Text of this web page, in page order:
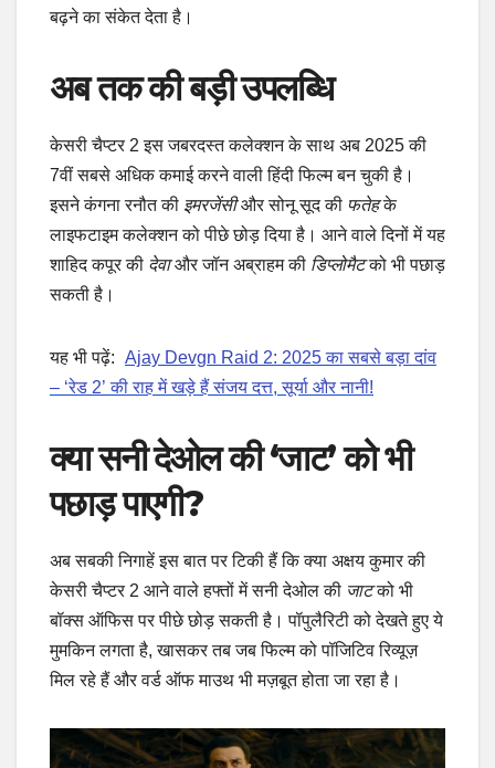
बढ़ने का संकेत देता है।
अब तक की बड़ी उपलब्धि
केसरी चैप्टर 2 इस जबरदस्त कलेक्शन के साथ अब 2025 की
7वीं सबसे अधिक कमाई करने वाली हिंदी फिल्म बन चुकी है।
इसने कंगना रनौत की इमरजेंसीऔर सोनू सूद की फतेहके
लाइफटाइम कलेक्शन को पीछे छोड़ दिया है। आने वाले दिनों में यह
शाहिद कपूर की देवाऔर जॉन अब्राहम की डिप्लोमैटको भी पछाड़
सकती है।
यह भी पढ़ें: Ajay Devgn Raid 2: 2025 का सबसे बड़ा दांव
– ‘रेड 2’ की राह में खड़े हैं संजय दत्त, सूर्या और नानी!
क्या सनी देओल की ‘जाट’ को भी
पछाड़ पाएगी?
अब सबकी निगाहें इस बात पर टिकी हैं कि क्या अक्षय कुमार की
केसरी चैप्टर 2 आने वाले हफ्तों में सनी देओल की जाटको भी
बॉक्स ऑफिस पर पीछे छोड़ सकती है। पॉपुलैरिटी को देखते हुए ये
मुमकिन लगता है, खासकर तब जब फिल्म को पॉजिटिव रिव्यूज़
मिल रहे हैं और वर्ड ऑफ माउथ भी मज़बूत होता जा रहा है।